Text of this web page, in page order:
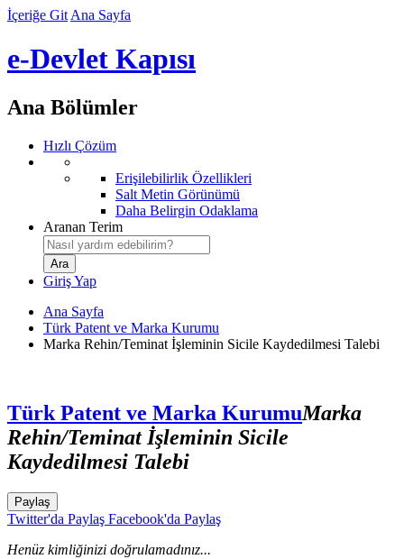
İçeriğe Git Ana Sayfa
e-Devlet Kapısı
Ana Bölümler
Hızlı Çözüm
Erişilebilirlik Özellikleri
Salt Metin Görünümü
Daha Belirgin Odaklama
Aranan Terim
Giriş Yap
Ana Sayfa
Türk Patent ve Marka Kurumu
Marka Rehin/Teminat İşleminin Sicile Kaydedilmesi Talebi
Türk Patent ve Marka KurumuMarka
Rehin/Teminat İşleminin Sicile
Kaydedilmesi Talebi
Paylaş
Twitter'da Paylaş Facebook'da Paylaş
Henüz kimliğinizi doğrulamadınız...